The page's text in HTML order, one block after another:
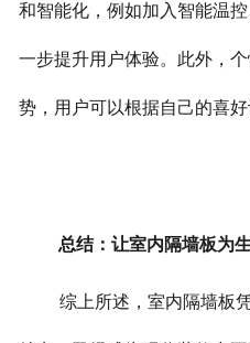
和智能化，例如加入智能温
一步提升用户体验。此外，
势，用户可以根据自己的喜好
总结：让室内隔墙板为
综上所述，室内隔墙板